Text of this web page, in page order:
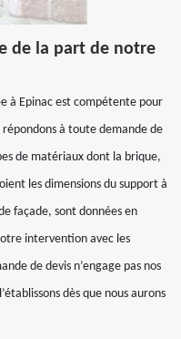
de la part de notre
à Epinac est compétente pour
à toute demande de
de matériaux dont la brique,
les dimensions du support à
façade, sont données en
intervention avec les
de devis n’engage pas nos
dès que nous aurons